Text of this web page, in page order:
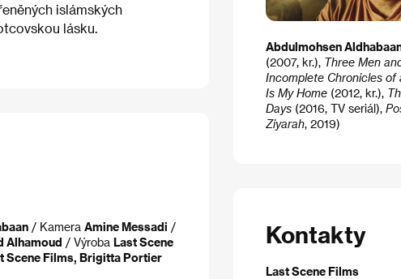
islámských
lásku.
/ Kamera Amine Messadi /
Alhamoud / Výroba Last Scene
Scene Films, Brigitta Portier
Abdulmohsen
(2007, kr.), Three Men
Incomplete Chronicles of
Is My Home(2012, kr.),
Days(2016, TV seriál),
Ziyarah, 2019)
Kontakty
Last Scene Films